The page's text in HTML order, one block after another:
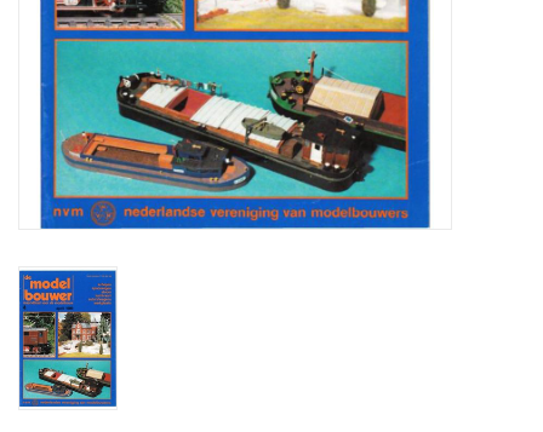
ABONNEMENT DER
MODELLBAUER
Baubeschreibungen